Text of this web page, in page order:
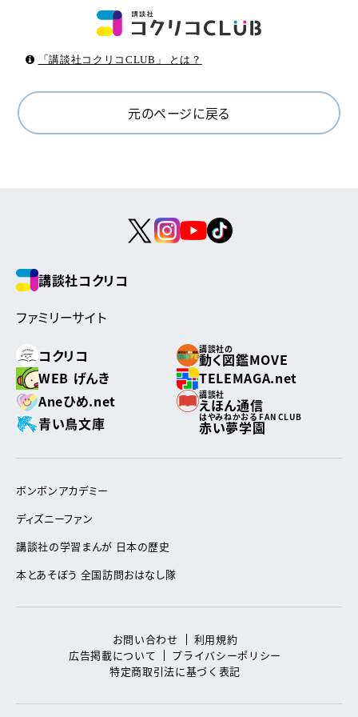
「講談社コクリコCLUB」 とは？
元のページに戻る
講談社コクリコ
ファミリーサイト
コクリコ
講談社の
動く図鑑MOVE
WEB げんき
TELEMAGA.net
Aneひめ.net
講談社
えほん通信
青い鳥文庫
はやみねかおる FAN CLUB
赤い夢学園
ボンボンアカデミー
ディズニーファン
講談社の学習まんが 日本の歴史
本とあそぼう 全国訪問おはなし隊
お問い合わせ
利用規約
広告掲載について
プライバシーポリシー
特定商取引法に基づく表記